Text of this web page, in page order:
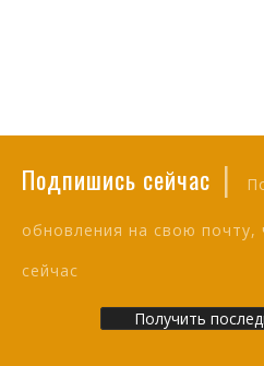
Подпишись сейчас |
обновления на свою почту,
сейчас
Получить